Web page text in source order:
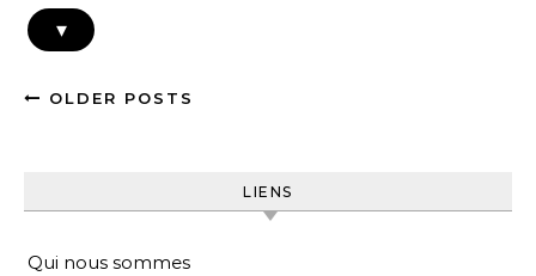
▾
OLDER POSTS
LIENS
Qui nous sommes